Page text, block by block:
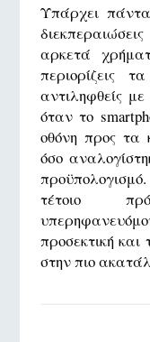
Υπάρχει
αρκετά
περιορίζεις
αντιληφθείς
όταν το
οθόνη προς τα
όσο
τέτοιο
προσεκτική
στην πιο